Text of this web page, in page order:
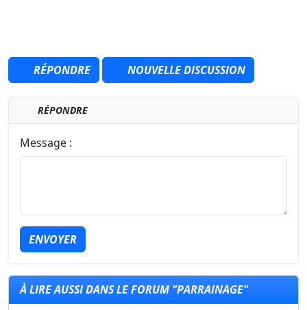
RÉPONDRE NOUVELLE DISCUSSION
RÉPONDRE
Message :
ENVOYER
À LIRE AUSSI DANS LE FORUM "PARRAINAGE"